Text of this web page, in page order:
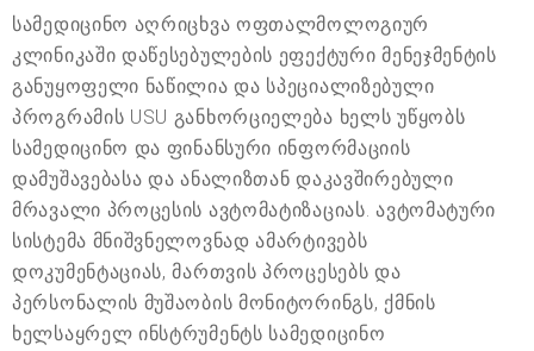
სამედიცინო აღრიცხვა ოფთალმოლოგიურ
კლინიკაში დაწესებულების ეფექტური მენეჯმენტის
განუყოფელი ნაწილია და სპეციალიზებული
პროგრამის USU განხორციელება ხელს უწყობს
სამედიცინო და ფინანსური ინფორმაციის
დამუშავებასა და ანალიზთან დაკავშირებული
მრავალი პროცესის ავტომატიზაციას. ავტომატური
სისტემა მნიშვნელოვნად ამარტივებს
დოკუმენტაციას, მართვის პროცესებს და
პერსონალის მუშაობის მონიტორინგს, ქმნის
ხელსაყრელ ინსტრუმენტს სამედიცინო